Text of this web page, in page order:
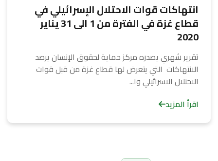
انتهاكات قوات الاحتلال الإسرائيلي في
قطاع غزة في الفترة من 1 الى 31 يناير
2020
تقرير شهري يصدره مركز حماية لحقوق الإنسان يرصد
الانتهاكات التي يتعرض لها قطاع غزة من قبل قوات
الاحتلال الاسرائيلي وا...
اقرأ المزيد